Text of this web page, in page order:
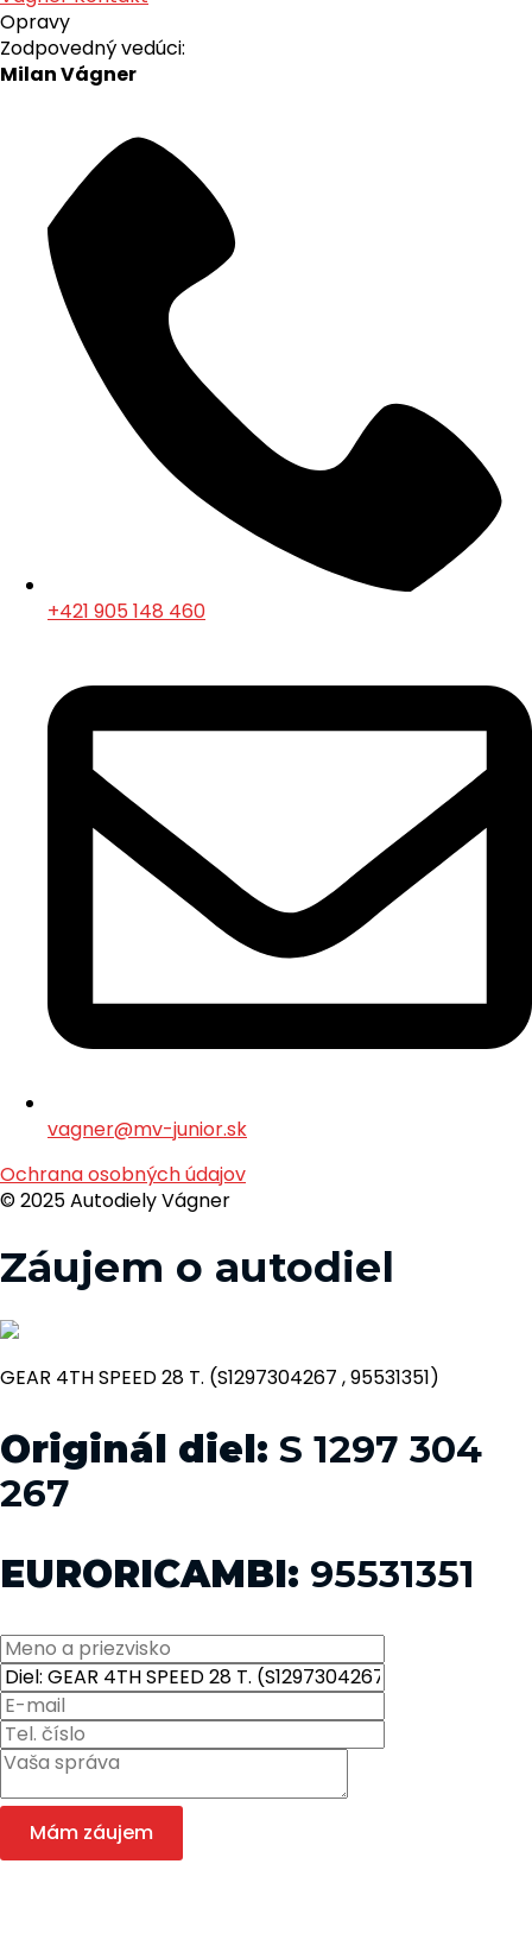
Opravy
Zodpovedný vedúci:
Milan Vágner
+421 905 148 460
vagner@mv-junior.sk
Ochrana osobných údajov
© 2025 Autodiely Vágner
Záujem o autodiel
GEAR 4TH SPEED 28 T. (S1297304267 , 95531351)
Originál diel: S 1297 304
267
EURORICAMBI: 95531351
Mám záujem